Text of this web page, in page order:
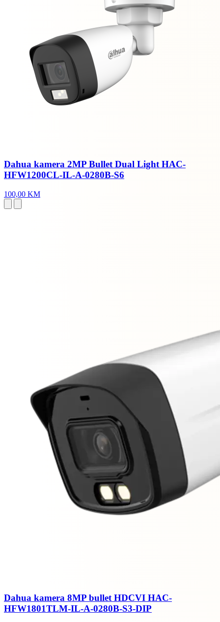
Dahua kamera 2MP Bullet Dual Light HAC-
HFW1200CL-IL-A-0280B-S6
100,00 KM
Dahua kamera 8MP bullet HDCVI HAC-
HFW1801TLM-IL-A-0280B-S3-DIP